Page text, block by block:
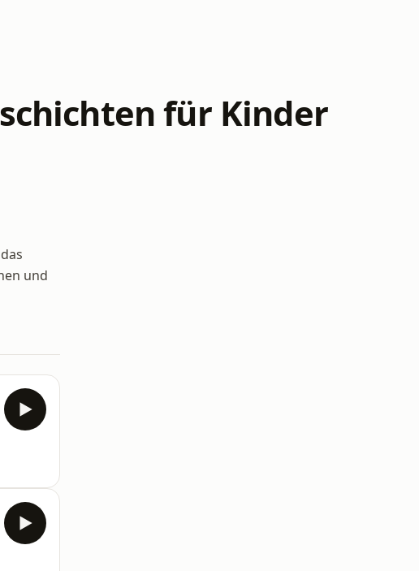
für Kinder
und